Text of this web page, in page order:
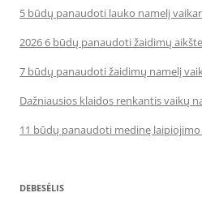
5 būdų panaudoti lauko namelį
2026 6 būdų panaudoti žaidimų
7 būdų panaudoti žaidimų namelį
Dažniausios klaidos renkantis vaikų
11 būdų panaudoti medinę laipiojimo
DEBESĖLIS